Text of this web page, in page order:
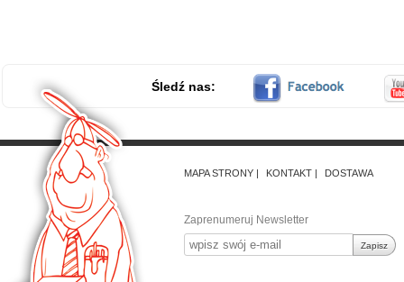
Śledź nas:
MAPA STRONY KONTAKT DOSTAWA
Zaprenumeruj Newsletter